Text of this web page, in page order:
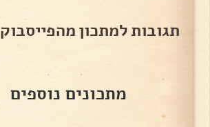
תגובות למתכון מהפייסבוק
מתכונים נוספים